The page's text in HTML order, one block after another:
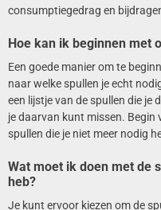
consumptiegedrag en
Hoe kan ik beginnen met
Een goede manier om te
naar welke spullen je echt
een lijstje van de spullen die je
je daarvan kunt missen. Begin
spullen die je niet meer nodig
Wat moet ik doen met de
heb?
Je kunt ervoor kiezen om de